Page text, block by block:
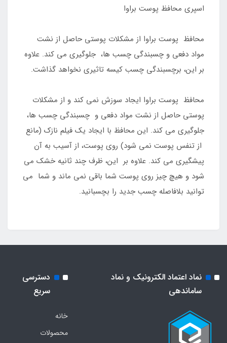
اسپری محافظ پوست براوا
محافظ پوست براوا از مشکلات پوستی حاصل از نشت
مواد دفعی و چسبندگی چسب ها، جلوگیری می کند. علاوه
بر این، برچسبندگی چسب کیسه تاثیری نخواهد گذاشت.
محافظ پوست براوا ایجاد سوزش نمی کند و از مشکلات
پوستی حاصل از نشت مواد دفعی و چسبندگی چسب ها،
جلوگیری می کند. این محافظ با ایجاد یک فیلم نازک (مانع
از تنفس پوست نمی شود) روی پوست، از آسیب به آن
پیشگیری می کند. علاوه بر این، ظرف چند ثانیه خشک می
شود و هیچ چیز روی پوست شما باقی نمی ماند و شما می
توانید بلافاصله چسب جدید را بچسبانید.
نماد اعتماد الکترونیک و نماد
ساماندهی
دسترسی
سریع
خانه
محصولات